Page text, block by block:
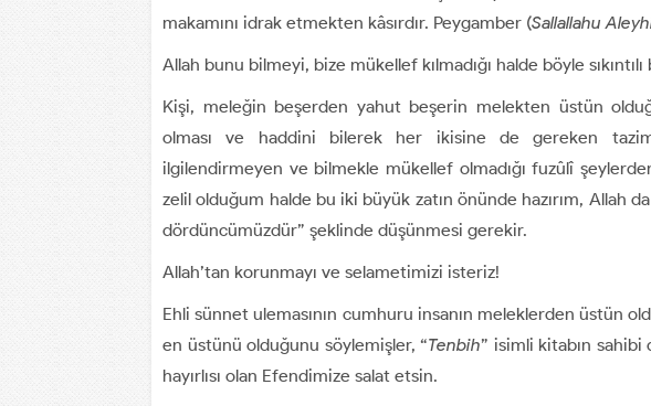
makamını idrak etmekten kâsırdır. Peygamber (Sallallahu
Allah bunu bilmeyi, bize mükellef kılmadığı halde böyle
Kişi, meleğin beşerden yahut beşerin melekten üstün
olması ve haddini bilerek her ikisine de gereken
ilgilendirmeyen ve bilmekle mükellef olmadığı fuzûlî
zelil olduğum halde bu iki büyük zatın önünde hazırım, Allah
dördüncümüzdür” şeklinde düşünmesi gerekir.
Allah’tan korunmayı ve selametimizi isteriz!
Ehli sünnet ulemasının cumhuru insanın meleklerden üstün
en üstünü olduğunu söylemişler, “Tenbih” isimli kitabın
hayırlısı olan Efendimize salat etsin.